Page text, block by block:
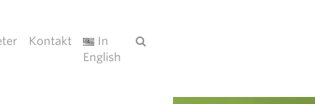
Kontakt
In
English